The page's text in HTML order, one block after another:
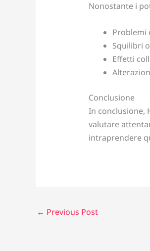
Nonostante i
Problemi
Squilibri
Effetti
Conclusione
In conclusione,
valutare
intraprendere
← Previous Post